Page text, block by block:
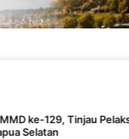
Program Di